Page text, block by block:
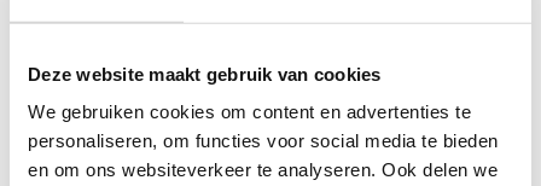
Deze website maakt gebruik van cookies
We gebruiken cookies om content en advertenties te
personaliseren, om functies voor social media te bieden
en om ons websiteverkeer te analyseren. Ook delen we